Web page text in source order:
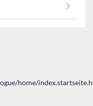
home/